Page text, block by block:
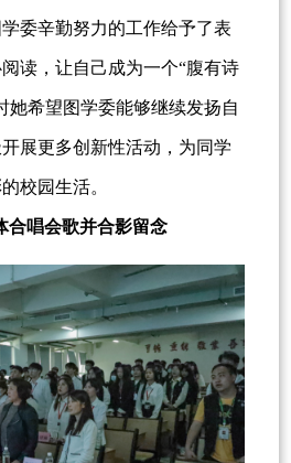
委辛勤努力的工作给予了表
读，让自己成为一个“腹有诗
她希望图学委能够继续发扬自
展更多创新性活动，为同学
校园生活。
合唱会歌并合影留念